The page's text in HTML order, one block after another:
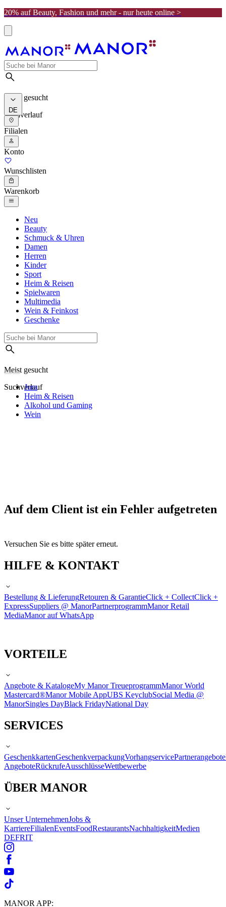
20% auf Beauty, Fashion und mehr - nur heute online >
Meist gesucht
Suchverlauf
DE
Filialen
Konto
Wunschlisten
Warenkorb
Neu
Beauty
Schmuck & Uhren
Damen
Herren
Kinder
Sport
Heim & Reisen
Spielwaren
Multimedia
Wein & Feinkost
Geschenke
Meist gesucht
Suchverlauf
Jura
Heim & Reisen
Alkohol und Gaming
Wein
Auf dem Client ist ein Fehler aufgetreten
Versuchen Sie es bitte später erneut.
HILFE & KONTAKT
Bestellung & LieferungRetouren & GarantieClick + CollectClick +
ExpressSuppliers @ ManorPartnerprogrammManor Retail
MediaManor auf WhatsApp
VORTEILE
Angebote & KatalogeMy Manor TreueprogrammManor World
Mastercard®Manor Mobile AppUBS KeyclubSocial Media @
ManorSingles DayBlack FridayNational Day
SERVICES
GeschenkkartenGeschenkverpackungVorhangservicePartnerangebote
AngeboteRückrufeAusschlüsseWettbewerbe
ÜBER MANOR
Unser UnternehmenJobs &
KarriereFilialenEventsFoodRestaurantsNachhaltigkeitMedien
DEFRIT
MANOR APP: